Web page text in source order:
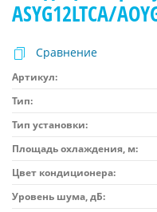
ASYG12LTCA/
Сравнение
Артикул:
Тип:
Тип установки:
Площадь охлаждения, м:
Цвет кондиционера:
Уровень шума, дБ: